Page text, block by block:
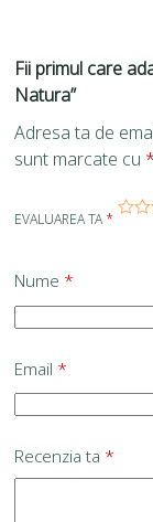
Fii primul care
Natura”
Adresa ta de
sunt marcate cu *
EVALUAREA TA*
Nume *
Email *
Recenzia ta *